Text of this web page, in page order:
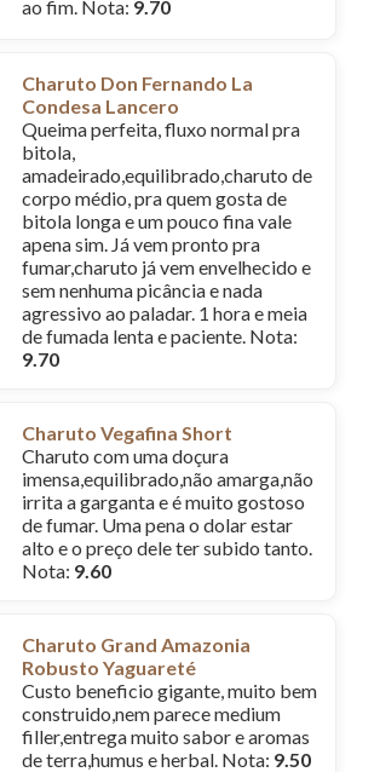
ao fim. Nota: 9.70
Charuto Don Fernando La
Condesa Lancero
Queima perfeita, fluxo normal pra
bitola,
amadeirado,equilibrado,charuto de
corpo médio, pra quem gosta de
bitola longa e um pouco fina vale
apena sim. Já vem pronto pra
fumar,charuto já vem envelhecido e
sem nenhuma picância e nada
agressivo ao paladar. 1 hora e meia
de fumada lenta e paciente. Nota:
9.70
Charuto Vegafina Short
Charuto com uma doçura
imensa,equilibrado,não amarga,não
irrita a garganta e é muito gostoso
de fumar. Uma pena o dolar estar
alto e o preço dele ter subido tanto.
Nota: 9.60
Charuto Grand Amazonia
Robusto Yaguareté
Custo beneficio gigante, muito bem
construido,nem parece medium
filler,entrega muito sabor e aromas
de terra,humus e herbal. Nota: 9.50